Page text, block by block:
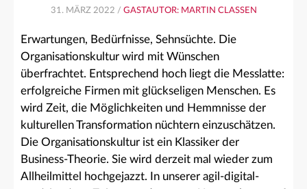
31. MÄRZ 2022 / GASTAUTOR: MARTIN CLASSEN
Erwartungen, Bedürfnisse, Sehnsüchte. Die
Organisationskultur wird mit Wünschen
überfrachtet. Entsprechend hoch liegt die Messlatte:
erfolgreiche Firmen mit glückseligen Menschen. Es
wird Zeit, die Möglichkeiten und Hemmnisse der
kulturellen Transformation nüchtern einzuschätzen.
Die Organisationskultur ist ein Klassiker der
Business-Theorie. Sie wird derzeit mal wieder zum
Allheilmittel hochgejazzt. In unserer agil-digital-